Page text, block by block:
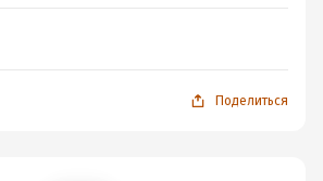
Поделиться